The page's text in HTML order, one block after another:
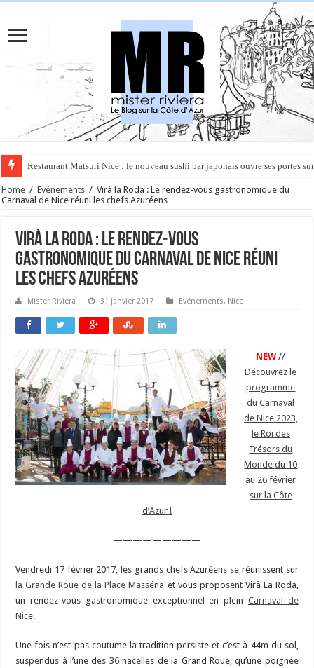
Rüya à Cannes : le restaurant éphémère de l’Hôtel Carlton pour un
Home / Evénements / Virà la Roda : Le rendez-vous gastronomique du
Carnaval de Nice réuni les chefs Azuréens
Virà la Roda : Le rendez-vous
gastronomique du Carnaval de Nice réuni
les chefs Azuréens
Mister Riviera 31 janvier 2017 Evénements, Nice
NEW //
Découvrez le
programme
du Carnaval
de Nice 2023,
le Roi des
Trésors du
Monde du 10
au 26 février
sur la Côte
d’Azur !
—————————
Vendredi 17 février 2017, les grands chefs Azuréens se réunissent sur
la Grande Roue de la Place Masséna et vous proposent Virà La Roda,
un rendez-vous gastronomique exceptionnel en plein Carnaval de
Nice.
Une fois n’est pas coutume la tradition persiste et c’est à 44m du sol,
suspendus à l’une des 36 nacelles de la Grand Roue, qu’une poignée